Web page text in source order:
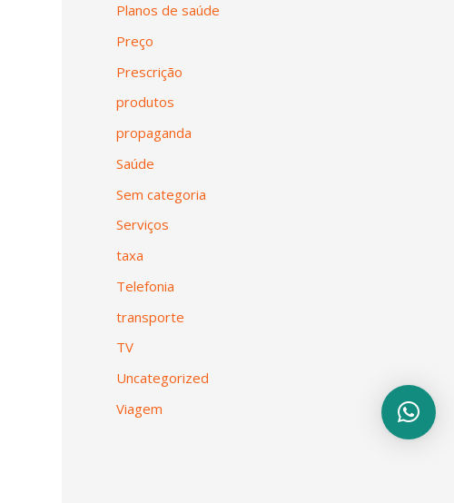
Planos de saúde
Preço
Prescrição
produtos
propaganda
Saúde
Sem categoria
Serviços
taxa
Telefonia
transporte
TV
Uncategorized
Viagem